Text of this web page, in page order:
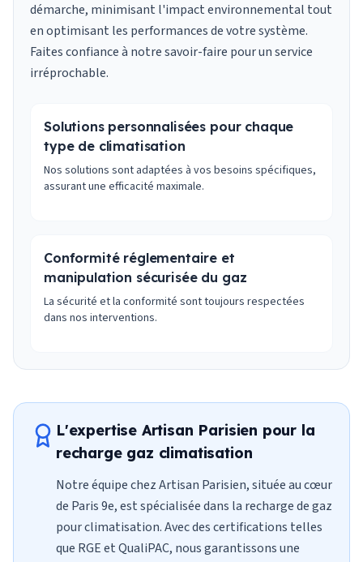
démarche, minimisant l'impact environnemental tout
en optimisant les performances de votre système.
Faites confiance à notre savoir-faire pour un service
irréprochable.
Solutions personnalisées pour chaque
type de climatisation
Nos solutions sont adaptées à vos besoins spécifiques,
assurant une efficacité maximale.
Conformité réglementaire et
manipulation sécurisée du gaz
La sécurité et la conformité sont toujours respectées
dans nos interventions.
L'expertise Artisan Parisien pour la
recharge gaz climatisation
Notre équipe chez Artisan Parisien, située au cœur
de Paris 9e, est spécialisée dans la recharge de gaz
pour climatisation. Avec des certifications telles
que RGE et QualiPAC, nous garantissons une